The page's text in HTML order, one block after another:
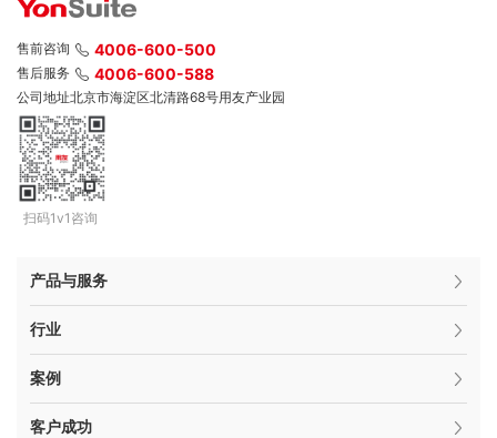
售前咨询 4006-600-500
售后服务 4006-600-588
公司地址北京市海淀区北清路68号用友产业园
扫码1v1咨询
产品与服务
行业
案例
客户成功